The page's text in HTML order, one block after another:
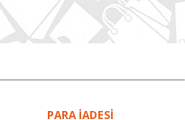
PARA İADESİ